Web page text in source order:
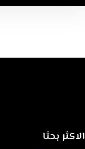
الاكثر بحثا